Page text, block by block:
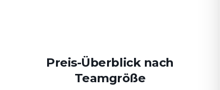
Preis-Überblick nach
Teamgröße